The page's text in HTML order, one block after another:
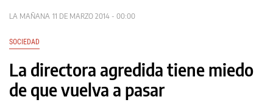
LA MAÑANA 11 DE MARZO 2014 - 00:00
SOCIEDAD
La directora agredida tiene miedo
de que vuelva a pasar